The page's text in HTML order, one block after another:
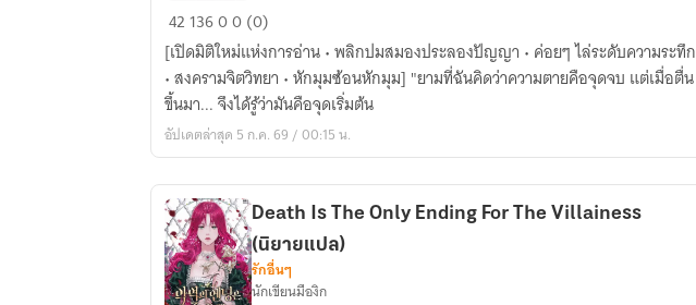
[นิยาย
แปล]Death
Game:
Starting
As
a
Artist,
Impersonating
a
God
42 13600 (0)
[เปิดมิติใหม่แห่งการอ่าน • พลิกปมสมองประลองปัญญา • ค่อยๆ ไล่ระดับความระทึก
• สงครามจิตวิทยา • หักมุมซ้อนหักมุม] "ยามที่ฉันคิดว่าความตายคือจุดจบ แต่เมื่อตื่น
ขึ้นมา... จึงได้รู้ว่ามันคือจุดเริ่มต้น
อัปเดตล่าสุด 5 ก.ค. 69 / 00:15 น.
Death Is The Only Ending For The Villainess
(นิยายแปล)
รักอื่นๆ
นักเขียนมืองิก